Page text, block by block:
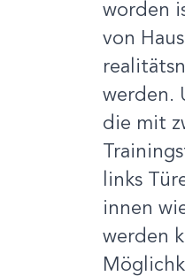
View larger image
worden
von
werden.
die mit
links
innen
werden